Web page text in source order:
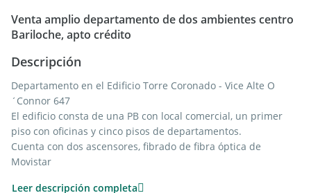
Venta amplio departamento de dos ambientes centro
Bariloche, apto crédito
Descripción
Departamento en el Edificio Torre Coronado - Vice Alte O
´Connor 647
El edificio consta de una PB con local comercial, un primer
piso con oficinas y cinco pisos de departamentos.
Cuenta con dos ascensores, fibrado de fibra óptica de
Movistar
Leer descripción completa